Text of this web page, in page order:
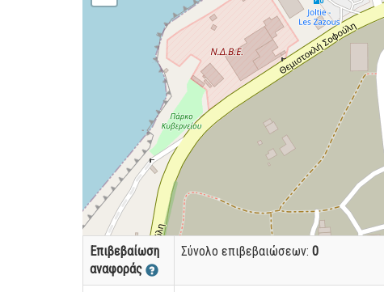
Επιβεβαίωση
αναφοράς
Σύνολο επιβεβαιώσεων: 0